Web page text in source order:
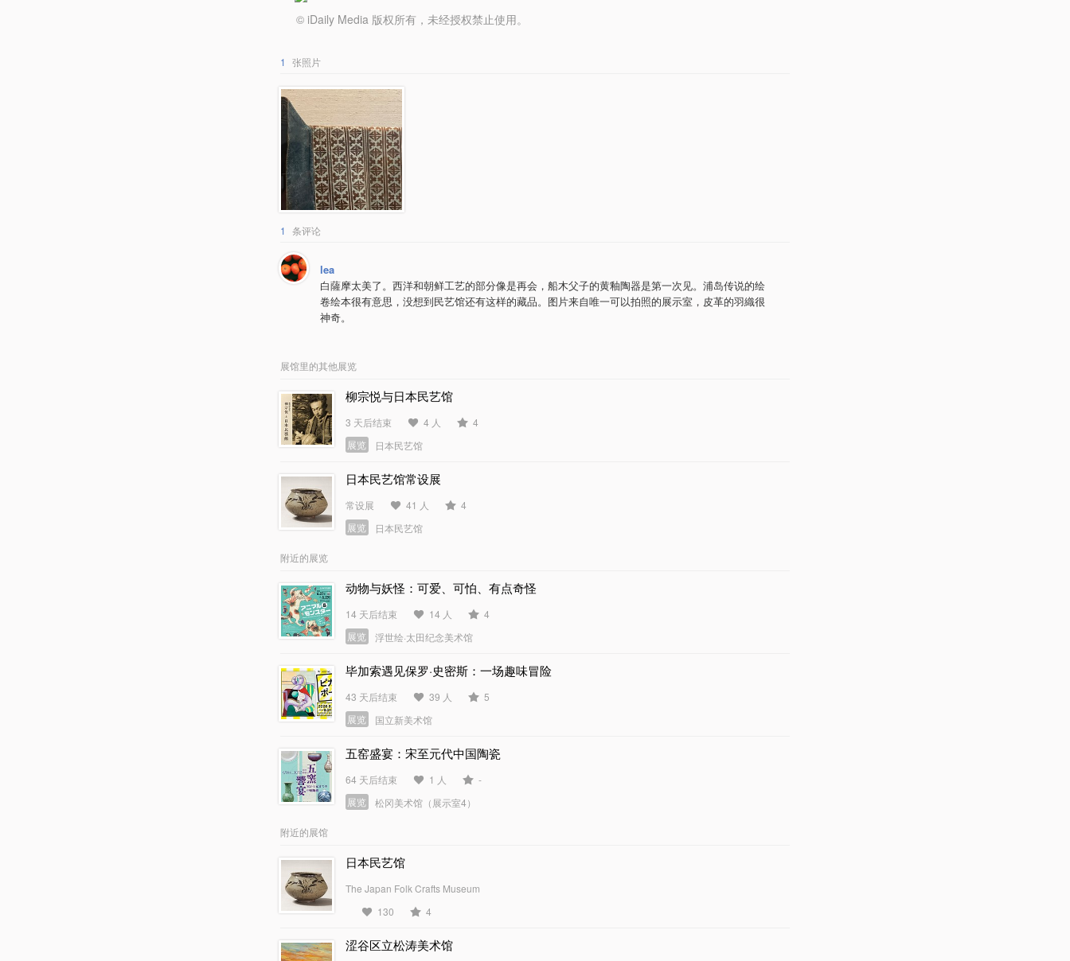
© iDaily Media 版权所有，未经授权禁止使用。
1 张照片
1 条评论
lea
白薩摩太美了。西洋和朝鲜工艺的部分像是再会，船木父子的黄釉陶器是第一次见。浦岛传说的绘
卷绘本很有意思，没想到民艺馆还有这样的藏品。图片来自唯一可以拍照的展示室，皮革的羽織很
神奇。
展馆里的其他展览
柳宗悦与日本民艺馆
3 天后结束 4 人
4
展览
日本民艺馆
日本民艺馆常设展
常设展 41 人
4
展览
日本民艺馆
附近的展览
动物与妖怪：可爱、可怕、有点奇怪
14 天后结束 14 人
4
展览
浮世绘·太田纪念美术馆
毕加索遇见保罗·史密斯：一场趣味冒险
43 天后结束 39 人
5
展览
国立新美术馆
五窑盛宴：宋至元代中国陶瓷
64 天后结束 1 人
-
展览
松冈美术馆（展示室4）
附近的展馆
日本民艺馆
The Japan Folk Crafts Museum
130
4
涩谷区立松涛美术馆